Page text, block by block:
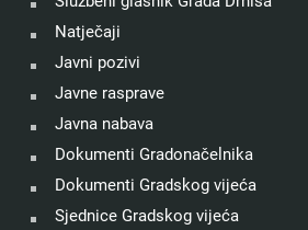
Natječaji
Javni pozivi
Javne rasprave
Javna nabava
Dokumenti Gradonačelnika
Dokumenti Gradskog vijeća
Sjednice Gradskog vijeća